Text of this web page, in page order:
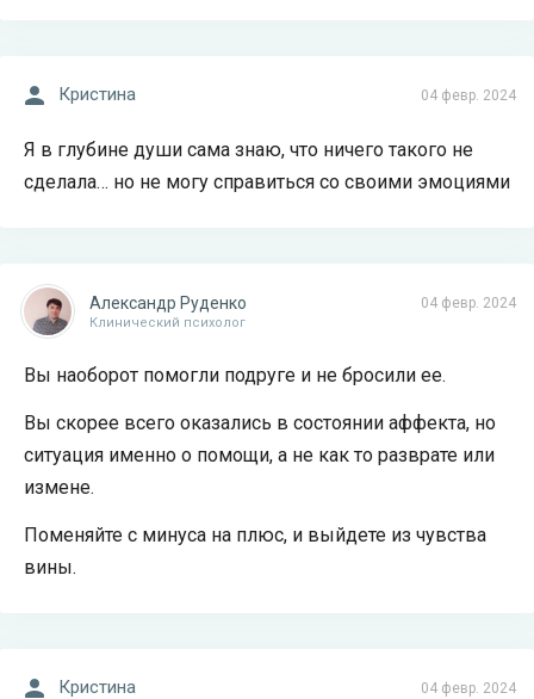
04 февр. 2024
Кристина
Я в глубине души сама знаю, что ничего такого не
сделала… но не могу справиться со своими эмоциями
04 февр. 2024
Александр Руденко
Клинический психолог
Вы наоборот помогли подруге и не бросили ее.
Вы скорее всего оказались в состоянии аффекта, но
ситуация именно о помощи, а не как то разврате или
измене.
Поменяйте с минуса на плюс, и выйдете из чувства
вины.
04 февр. 2024
Кристина